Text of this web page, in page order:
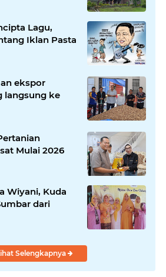
Lagu,
Iklan Pasta
ekspor
langsung ke
Mulai 2026
Wiyani, Kuda
dari
Selengkapnya